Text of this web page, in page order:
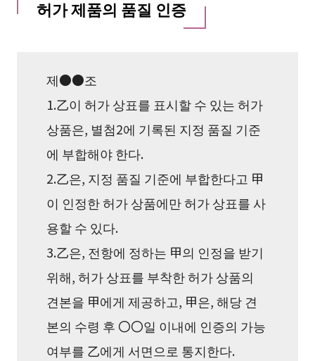
허가 제품의 품질 인증
제●●조
1.乙이 허가 상표를 표시할 수 있는 허가
상품은, 별첨2에 기록된 지정 품질 기준
에 부합해야 한다.
2.乙은, 지정 품질 기준에 부합한다고 甲
이 인정한 허가 상품에만 허가 상표를 사
용할 수 있다.
3.乙은, 전항에 정하는 甲의 인정을 받기
위해, 허가 상표를 부착한 허가 상품의
견본을 甲에게 제공하고, 甲은, 해당 견
본의 수령 후 〇〇일 이내에 인증의 가능
여부를 乙에게 서면으로 통지한다.